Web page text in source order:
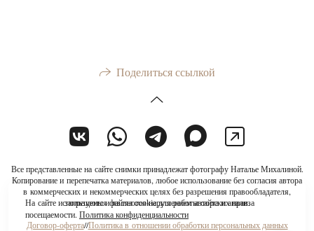
Поделиться ссылкой
Все представленные на сайте снимки принадлежат фотографу Наталье Михалиной.
Копирование и перепечатка материалов, любое использование без согласия автора
в коммерческих и некоммерческих целях без разрешения правообладателя,
запрещены и являются нарушением авторских прав.
Договор-оферта//Политика в отношении обработки персональных данных
На сайте используются файлы cookie для работы сайта и анализа
посещаемости. Политика конфиденциальности